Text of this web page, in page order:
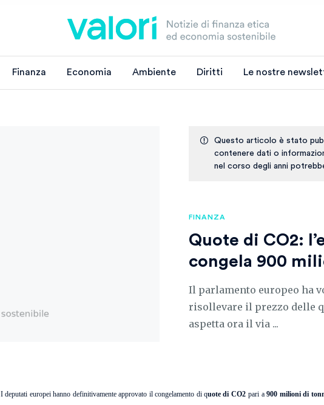
Finanza Economia Ambiente Diritti Le nostre
Questo articolo è stato
contenere dati o
nel corso degli anni
FINANZA
Quote di CO2:
congela 900
Il parlamento europeo ha
risollevare il prezzo delle
aspetta ora il via ...
I deputati europei hanno definitivamente approvato il congelamento di quote di CO2 pari a900 milioni di